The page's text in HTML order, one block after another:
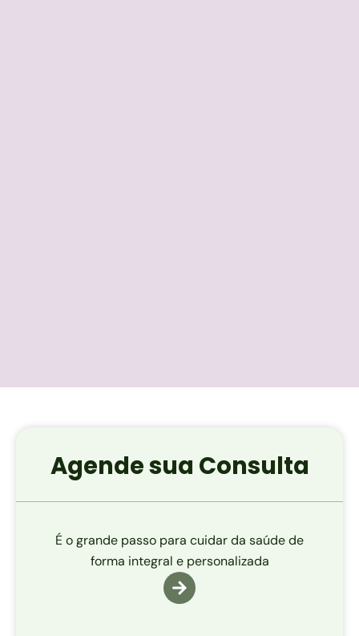
Agende sua Consulta
É o grande passo para cuidar da saúde de
forma integral e personalizada